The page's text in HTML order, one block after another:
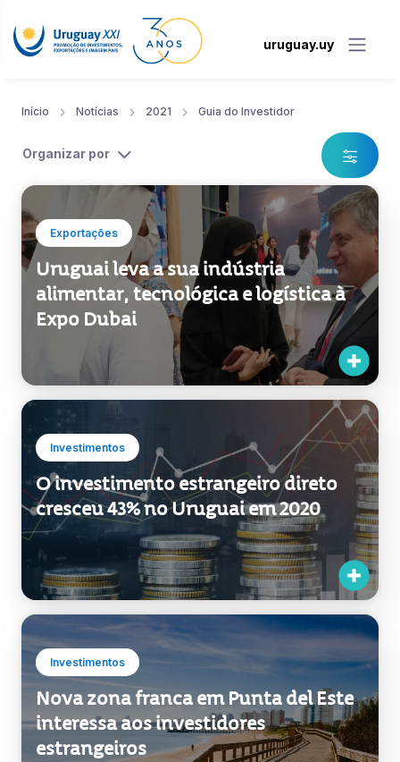
uruguay.uy
Início Notícias 2021 Guia do Investidor
Organizar por
Exportações
Uruguai leva a sua indústria
alimentar, tecnológica e logística à
Expo Dubai
Investimentos
O investimento estrangeiro direto
cresceu 43% no Uruguai em 2020
Investimentos
Nova zona franca em Punta del Este
interessa aos investidores
estrangeiros